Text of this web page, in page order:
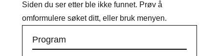
Siden du ser etter ble ikke funnet. Prøv å
omformulere søket ditt, eller bruk menyen.
Program